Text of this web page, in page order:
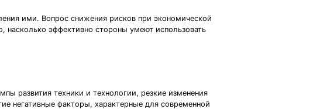
ими. Вопрос снижения рисков при экономической
насколько эффективно стороны умеют использовать
развития техники и технологии, резкие изменения
негативные факторы, характерные для современной